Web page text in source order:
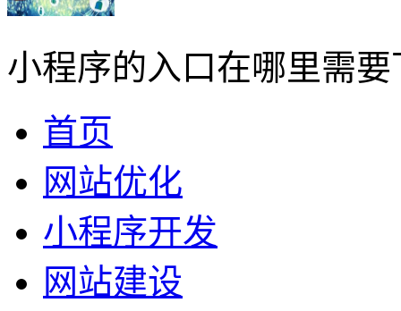
小程序的入口在哪里需要
首页
网站优化
小程序开发
网站建设